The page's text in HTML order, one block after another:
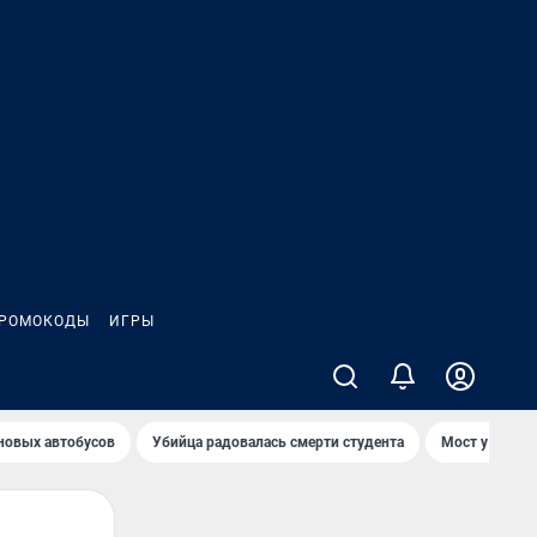
ИГРЫ
автобусов Убийца радовалась смерти студента Мост у